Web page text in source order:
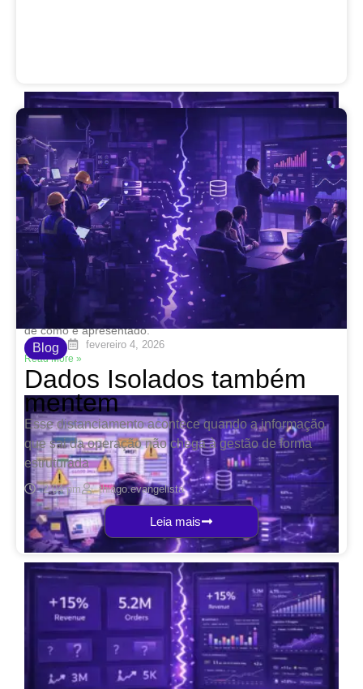
Dados sem contexto também mentem
fevereiro 4, 2026 Nenhum comentário
número isolado pode parecer ótimo ou péssimo dependendo
de como é apresentado.
Read More »
Por que planilhas não escalam com o
crescimento da empresa
fevereiro 4, 2026 Nenhum comentário
Planilhas funcionam até o momento em que deixam de
funcionar. No início da empresa, elas são rápidas, flexíveis e
parecem resolver tudo. Mas à medida
Blog fevereiro 4, 2026
Dados Isolados também
mentem
Esse distanciamento acontece quando a informação
que sai da operação não chega à gestão de forma
estruturada
2:04 pm thiago.evangelista
Leia mais